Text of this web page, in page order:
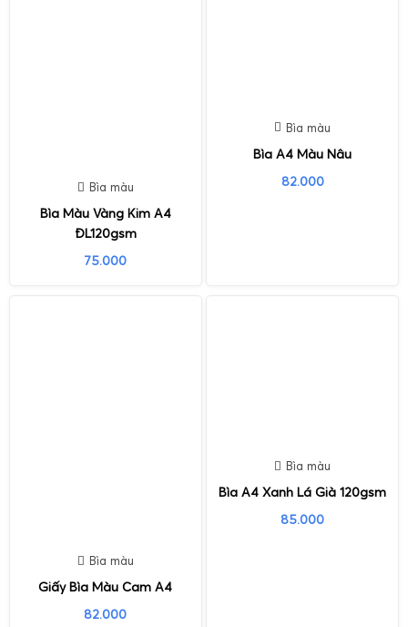
Bìa màu
Bìa Màu Vàng Kim A4
ĐL120gsm
75.000
Bìa màu
Bìa A4 Màu Nâu
82.000
Bìa màu
Giấy Bìa Màu Cam A4
82.000
Bìa màu
Bìa A4 Xanh Lá Già 120gsm
85.000